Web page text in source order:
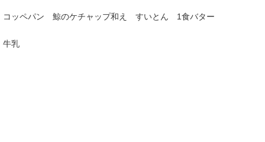
コッペパン 鯨のケチャップ和え すいとん 1食バター
牛乳